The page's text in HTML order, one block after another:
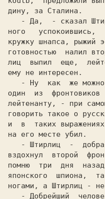
ного   успокоившись,
кружку шнапса, рыжий
готовностью  налил
лиц  выпил  еще,
один  из  фpoнтoвикoв
лейтенанту, - при
говорить такое o
и  в  таких
вздохнул  второй
японского  шпиона,